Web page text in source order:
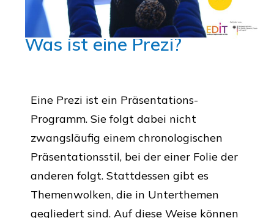
Was ist eine Prezi?
Eine Prezi ist ein Präsentations-
Programm. Sie folgt dabei nicht
zwangsläufig einem chronologischen
Präsentationsstil, bei der einer Folie der
anderen folgt. Stattdessen gibt es
Themenwolken, die in Unterthemen
gegliedert sind. Auf diese Weise können